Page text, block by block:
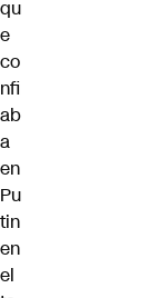
qu
e
co
nfi
ab
a
en
Pu
tin
en
el